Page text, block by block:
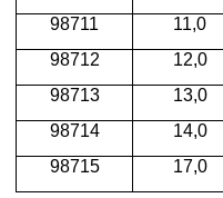
98711
11,0
98712
12,0
98713
13,0
98714
14,0
98715
17,0